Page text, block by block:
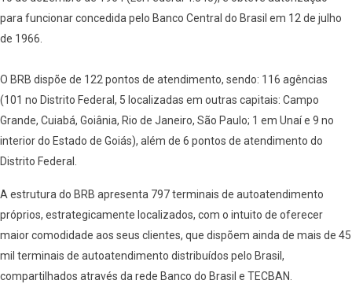
para funcionar concedida pelo Banco Central do Brasil em 12 de julho
de 1966.
O BRB dispõe de 122 pontos de atendimento, sendo: 116 agências
(101 no Distrito Federal, 5 localizadas em outras capitais: Campo
Grande, Cuiabá, Goiânia, Rio de Janeiro, São Paulo; 1 em Unaí e 9 no
interior do Estado de Goiás), além de 6 pontos de atendimento do
Distrito Federal.
A estrutura do BRB apresenta 797 terminais de autoatendimento
próprios, estrategicamente localizados, com o intuito de oferecer
maior comodidade aos seus clientes, que dispõem ainda de mais de 45
mil terminais de autoatendimento distribuídos pelo Brasil,
compartilhados através da rede Banco do Brasil e TECBAN.